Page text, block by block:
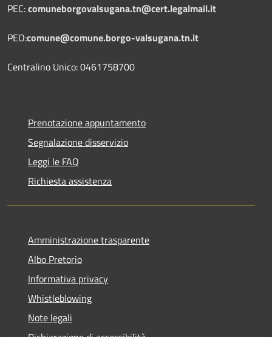
PEC:comuneborgovalsugana.tn@cert.legalmail.it
PEO:comune@comune.borgo-valsugana.tn.it
Centralino Unico: 0461758700
Prenotazione appuntamento
Segnalazione disservizio
Leggi le FAQ
Richiesta assistenza
Amministrazione trasparente
Albo Pretorio
Informativa privacy
Whistleblowing
Note legali